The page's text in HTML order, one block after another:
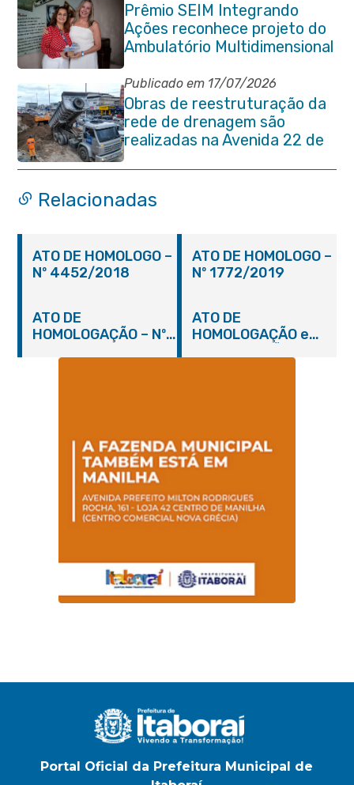
Prêmio SEIM Integrando
Ações reconhece projeto do
Ambulatório Multidimensional
da Pessoa Idosa de Itaboraí
Publicado em 17/07/2026
Obras de reestruturação da
rede de drenagem são
realizadas na Avenida 22 de
Maio
Relacionadas
ATO DE HOMOLOGO –
Nº 4452/2018
ATO DE HOMOLOGO –
Nº 1772/2019
ATO DE
HOMOLOGAÇÃO – Nº
ATO DE
HOMOLOGAÇÃO e
Portal Oficial da Prefeitura Municipal de